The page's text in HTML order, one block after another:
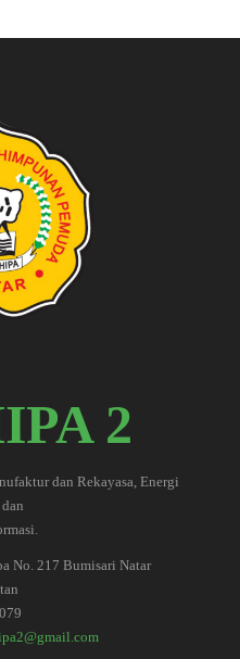
2
dan Rekayasa, Energi
No. 217 Bumisari Natar